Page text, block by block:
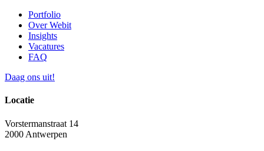
Portfolio
Over Webit
Insights
Vacatures
FAQ
Daag ons uit!
Locatie
Vorstermanstraat 14
2000 Antwerpen